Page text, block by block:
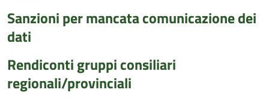
Sanzioni per mancata comunicazione dei
dati
Rendiconti gruppi consiliari
regionali/provinciali